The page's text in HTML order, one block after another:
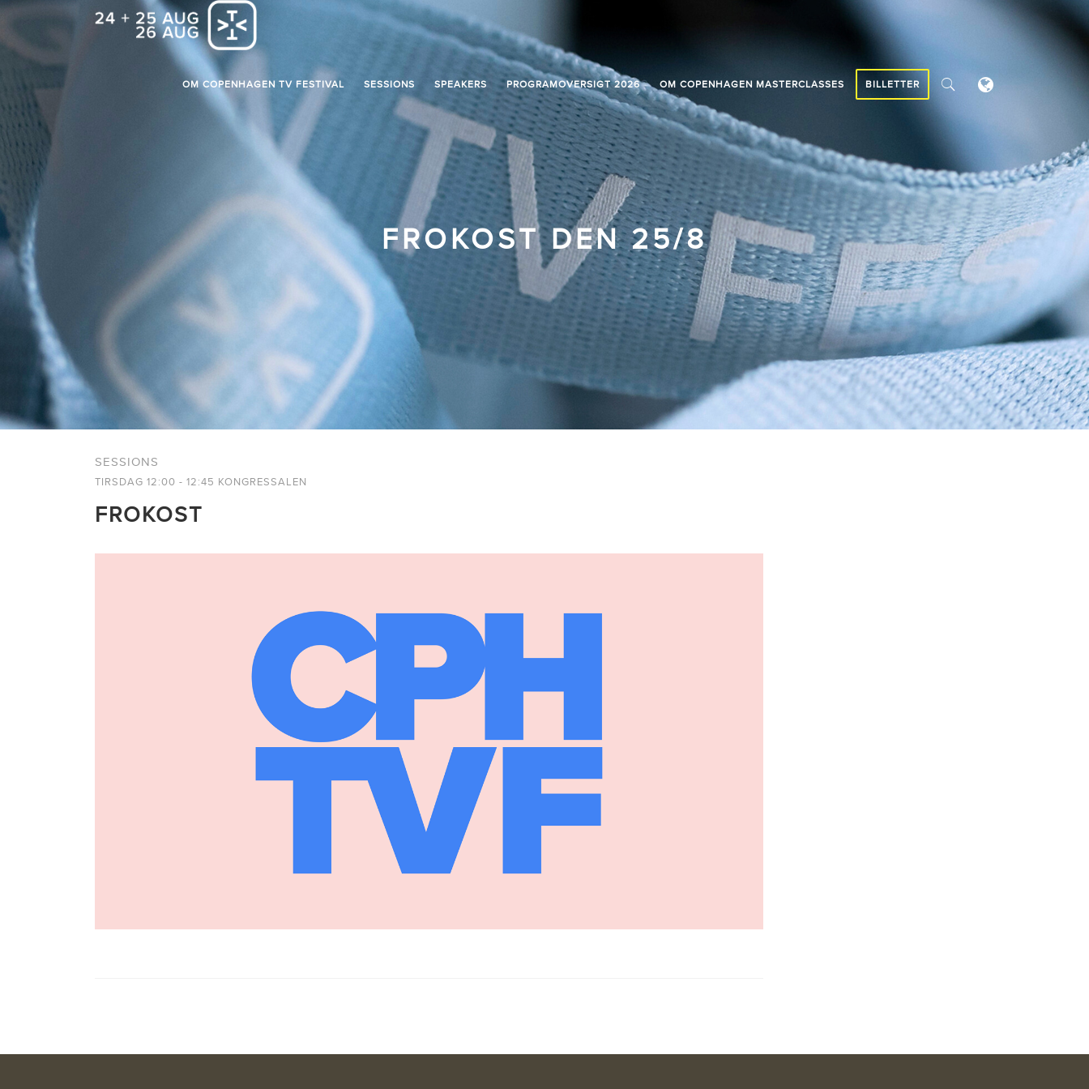
OM COPENHAGEN TV FESTIVAL SESSIONS SPEAKERS PROGRAMOVERSIGT 2026 OM COPENHAGEN MASTERCLASSES BILLETTER
FROKOST DEN 25/8
SESSIONS
TIRSDAG 12:00 - 12:45 KONGRESSALEN
FROKOST